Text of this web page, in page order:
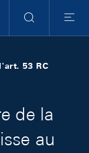
RechercheMenu
53 RC
de la
au